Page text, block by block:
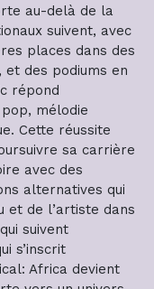
au-delà de la
suivent, avec
places dans des
et des podiums en
répond
mélodie
Cette réussite
sa carrière
avec des
alternatives qui
et de l’artiste dans
suivent
s’inscrit
Africa devient